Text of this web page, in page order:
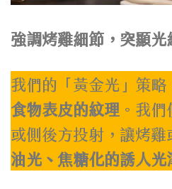
強調烤雞細節，突顯光
我們的「黃金光」策略
食物表皮的紋理 。我
或側後方投射，讓烤
油光、焦糖化的誘人光